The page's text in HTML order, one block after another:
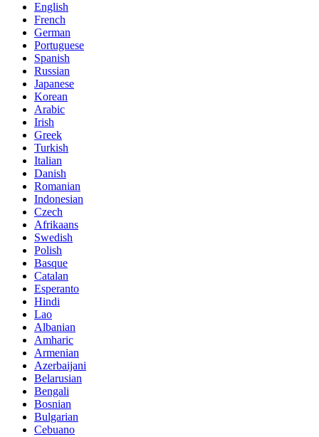
English
French
German
Portuguese
Spanish
Russian
Japanese
Korean
Arabic
Irish
Greek
Turkish
Italian
Danish
Romanian
Indonesian
Czech
Afrikaans
Swedish
Polish
Basque
Catalan
Esperanto
Hindi
Lao
Albanian
Amharic
Armenian
Azerbaijani
Belarusian
Bengali
Bosnian
Bulgarian
Cebuano